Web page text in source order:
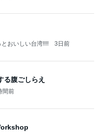
おいしい台湾!!!! 3日前
る腹ごしらえ
間前